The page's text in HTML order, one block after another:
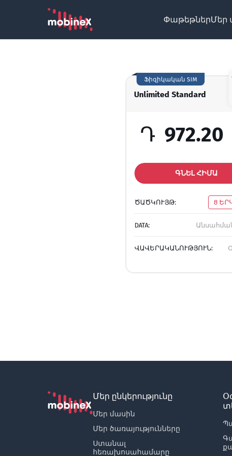
ՓաթեթներՄեր
Unlimited Standard
Ֆիզիկական SIM
Դ 972.20
ԳՆԵԼ ՀԻՄԱ
ԾԱԾԿՈՒՅԹ: 8
DATA:
ՎԱՎԵՐԱԿԱՆՈՒԹՅՈՒՆ:
Մեր ընկերությունը
Մեր մասին
Մեր ծառայությունները
Ստանալ
հեռախոսահամարը